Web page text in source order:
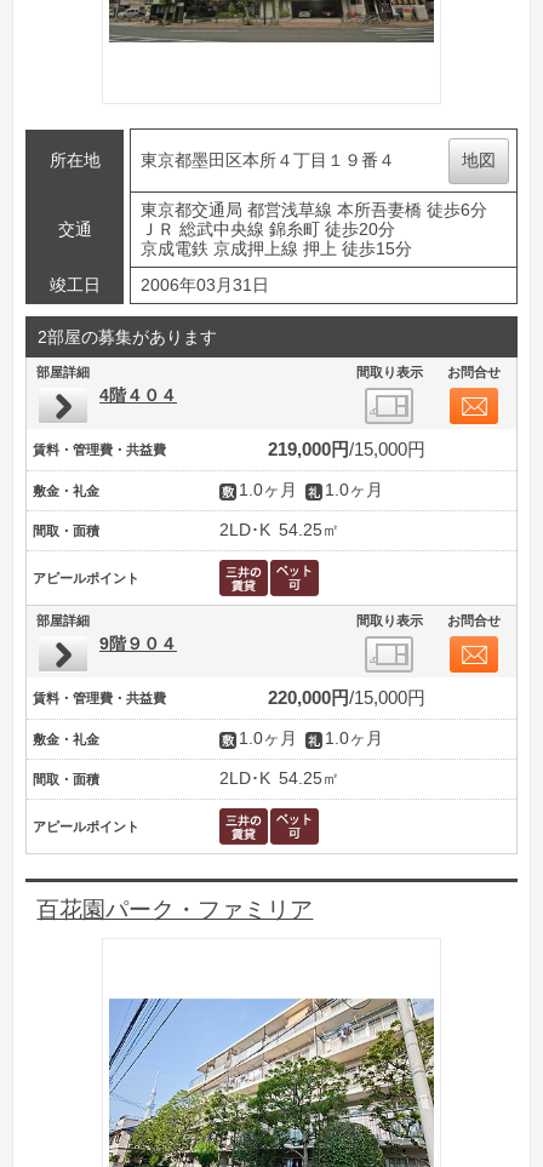
所在地 東京都墨田区本所４丁目１９番４ 地図
交通
東京都交通局 都営浅草線 本所吾妻橋 徒歩6分
ＪＲ 総武中央線 錦糸町 徒歩20分
京成電鉄 京成押上線 押上 徒歩15分
竣工日
2006年03月31日
2部屋の募集があります
部屋詳細 間取り表示 お問合せ
4階４０４
賃料・管理費・共益費 219,000円 15,000円
敷金・礼金 1.0ヶ月 1.0ヶ月
間取・面積 2LD･K 54.25㎡
アピールポイント
部屋詳細 間取り表示 お問合せ
9階９０４
賃料・管理費・共益費 220,000円 15,000円
敷金・礼金 1.0ヶ月 1.0ヶ月
間取・面積 2LD･K 54.25㎡
アピールポイント
百花園パーク・ファミリア